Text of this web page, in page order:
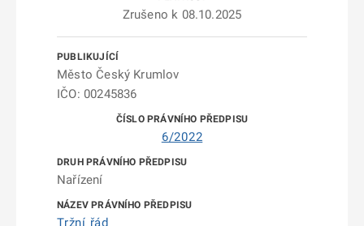
Zrušeno k 08.10.2025
Město Český Krumlov
IČO: 00245836
6/2022
Nařízení
Tržní řád